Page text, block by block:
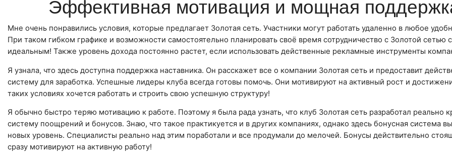
Эффективная мотивация и мощная
Мне очень понравились условия, которые предлагает Золотая сеть. Участники могут работать удаленно в любое
При таком гибком графике и возможности самостоятельно планировать своё время сотрудничество с Золотой сетью
идеальным! Также уровень дохода постоянно растет, если использовать действенные рекламные инструменты
Я узнала, что здесь доступна поддержка наставника. Он расскажет все о компании Золотая сеть и предоставит
систему для заработка. Успешные лидеры клуба всегда готовы помочь. Они мотивируют на активный рост и
таких условиях хочется работать и строить свою успешную структуру!
Я обычно быстро теряю мотивацию к работе. Поэтому я была рада узнать, что клуб Золотая сеть разработал реально
систему поощрений и бонусов. Знаю, что такое практикуется и в других компаниях, однако здесь бонусная система
новых уровень. Специалисты реально над этим поработали и все продумали до мелочей. Бонусы действительно
сразу мотивируют на активную работу!